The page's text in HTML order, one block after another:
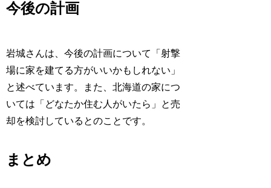
今後の計画
岩城さんは、今後の計画について「射撃
場に家を建てる方がいいかもしれない」
と述べています。また、北海道の家につ
いては「どなたか住む人がいたら」と売
却を検討しているとのことです。
まとめ